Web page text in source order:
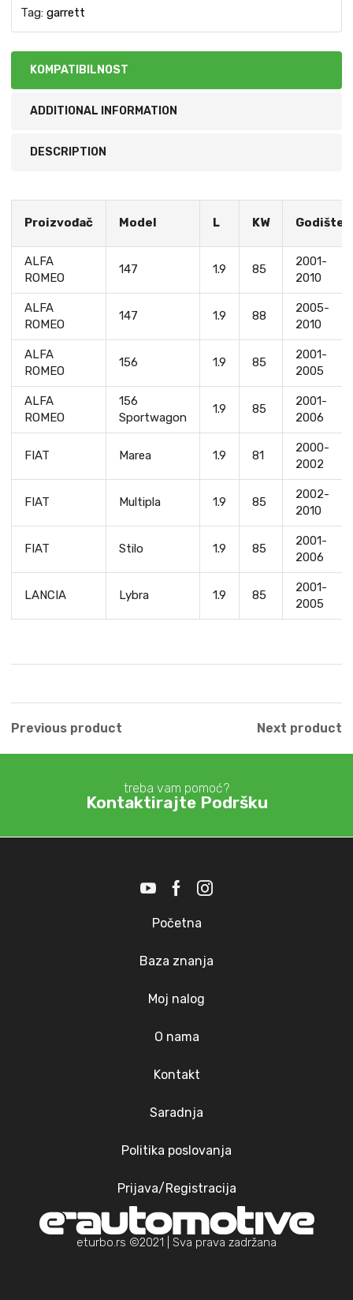
Tag: garrett
KOMPATIBILNOST
ADDITIONAL INFORMATION
DESCRIPTION
Proizvođač Model L KW Godište
ALFA
ROMEO
147 1.9 85
2001-
2010
ALFA
ROMEO
147 1.9 88
2005-
2010
ALFA
ROMEO
156 1.9 85
2001-
2005
ALFA
ROMEO
156
Sportwagon
1.9 85
2001-
2006
FIAT Marea 1.9 81
2000-
2002
FIAT Multipla 1.9 85
2002-
2010
FIAT Stilo 1.9 85
2001-
2006
LANCIA Lybra 1.9 85
2001-
2005
Previous product Next product
treba vam pomoć?
Kontaktirajte Podršku
Početna
Baza znanja
Moj nalog
O nama
Kontakt
Saradnja
Politika poslovanja
Prijava/Registracija
eturbo.rs ©2021 | Sva prava zadržana